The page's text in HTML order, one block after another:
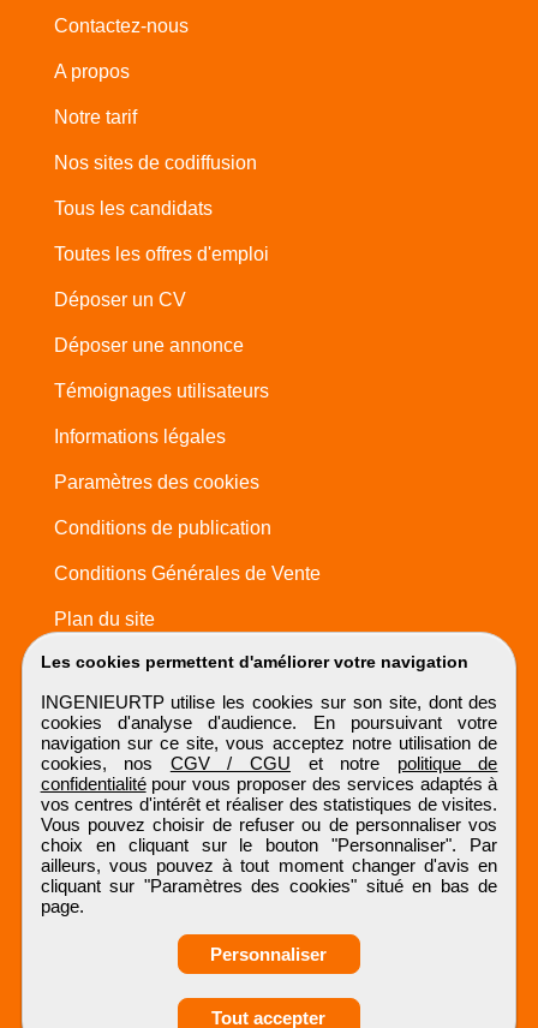
Obtenir ses
Les cookies permettent d'améliorer votre navigation
INGENIEURTP utilise les cookies sur son site, dont des
cookies d'analyse d'audience. En poursuivant votre
navigation sur ce site, vous acceptez notre utilisation de
cookies, nos CGV / CGU et notre politique de
confidentialitépour vous proposer des services adaptés à
vos centres d'intérêt et réaliser des statistiques de visites.
Vous pouvez choisir de refuser ou de personnaliser vos
choix en cliquant sur le bouton "Personnaliser". Par
ailleurs, vous pouvez à tout moment changer d'avis en
cliquant sur "Paramètres des cookies" situé en bas de
page.
Personnaliser
Tout accepter
Contactez-nous
A propos
Notre tarif
Nos sites de codiffusion
Tous les candidats
Toutes les offres d'emploi
Déposer un CV
Déposer une annonce
Témoignages utilisateurs
Informations légales
Paramètres des cookies
Conditions de publication
Conditions Générales de Vente
Plan du site